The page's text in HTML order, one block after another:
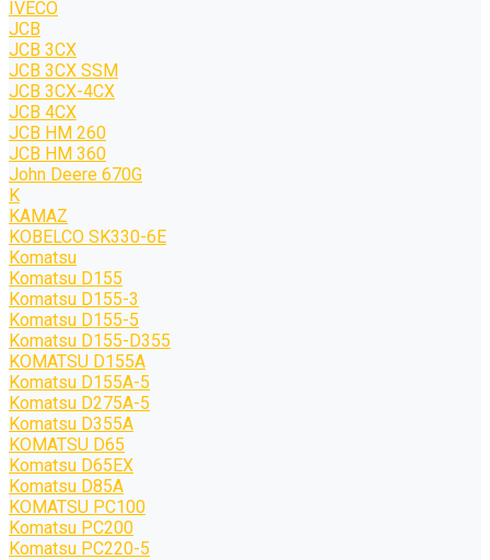
IVECO
JCB
JCB 3CX
JCB 3CX SSM
JCB 3CX-4CX
JCB 4CX
JCB HM 260
JCB HM 360
John Deere 670G
K
KAMAZ
KOBELCO SK330-6E
Komatsu
Komatsu D155
Komatsu D155-3
Komatsu D155-5
Komatsu D155-D355
KOMATSU D155A
Komatsu D155A-5
Komatsu D275A-5
Komatsu D355A
KOMATSU D65
Komatsu D65EX
Komatsu D85A
KOMATSU PC100
Komatsu PC200
Komatsu PC220-5